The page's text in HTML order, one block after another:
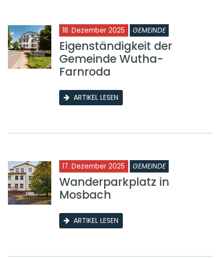
18. Dezember 2025 GEMEINDE
Eigenständigkeit der
Gemeinde Wutha-
Farnroda
ARTIKEL LESEN
17. Dezember 2025 GEMEINDE
Wanderparkplatz in
Mosbach
ARTIKEL LESEN